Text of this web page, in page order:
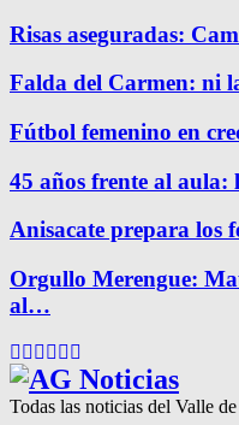
Risas aseguradas:
Falda del Carmen: ni
Fútbol femenino en
45 años frente al
Anisacate prepara los
Orgullo Merengue:
al…
Facebook
Twitter
Instagram
Pinterest
Google
Todas las noticias del Valle de